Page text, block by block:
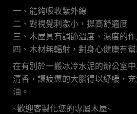
一、能夠吸收紫外線
二、對視覺刺激小，提高舒適度
三、木屋具有調節溫度、濕度的
四、木材無輻射，對身心健康有
在有別於一搬冰冷水泥的辦公室
清香，讓疲憊的大腦得以紓緩，
油。
~歡迎客製化您的專屬木屋~